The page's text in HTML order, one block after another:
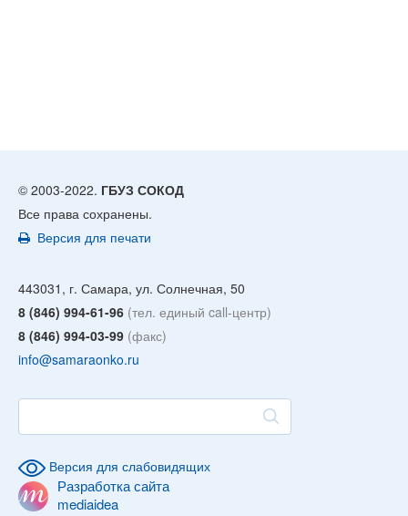
© 2003-2022. ГБУЗ СОКОД
Все права сохранены.
Версия для печати
443031, г. Самара, ул. Солнечная, 50
8 (846) 994-61-96 (тел. единый call-центр)
8 (846) 994-03-99 (факс)
info@samaraonko.ru
Версия для слабовидящих
Разработка сайта
mediaidea